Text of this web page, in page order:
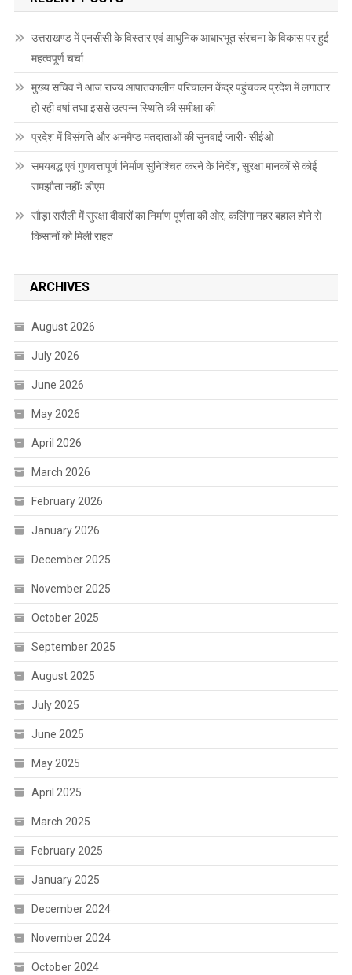
उत्तराखण्ड में एनसीसी के विस्तार एवं आधुनिक आधारभूत संरचना के विकास पर हुई
महत्वपूर्ण चर्चा
मुख्य सचिव ने आज राज्य आपातकालीन परिचालन केंद्र पहुंचकर प्रदेश में लगातार
हो रही वर्षा तथा इससे उत्पन्न स्थिति की समीक्षा की
प्रदेश में विसंगति और अनमैप्ड मतदाताओं की सुनवाई जारी- सीईओ
समयबद्ध एवं गुणवत्तापूर्ण निर्माण सुनिश्चित करने के निर्देश, सुरक्षा मानकों से कोई
समझौता नहींः डीएम
सौड़ा सरौली में सुरक्षा दीवारों का निर्माण पूर्णता की ओर, कलिंगा नहर बहाल होने से
किसानों को मिली राहत
ARCHIVES
August 2026
July 2026
June 2026
May 2026
April 2026
March 2026
February 2026
January 2026
December 2025
November 2025
October 2025
September 2025
August 2025
July 2025
June 2025
May 2025
April 2025
March 2025
February 2025
January 2025
December 2024
November 2024
October 2024